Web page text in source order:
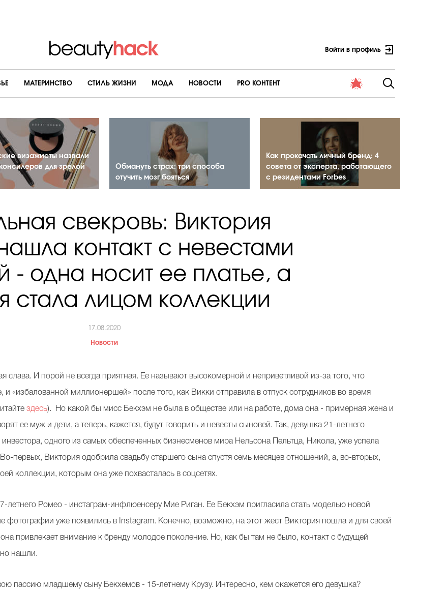
Войти в профиль
МАТЕРИНСТВО CТИЛЬ ЖИЗНИ МОДА НОВОСТИ PRO КОНТЕНТ
визажисты назвали
для зрелой
Обмануть страх: три способа
отучить мозг бояться
Как прокачать личный бренд: 4
совета от эксперта, работающего
с резидентами Forbes
свекровь: Виктория
контакт с невестами
- одна носит ее платье, а
стала лицом коллекции
17.08.2020
Новости
слава. И порой не всегда приятная. Ее называют высокомерной и неприветливой из-за того, что
и «избалованной миллионершей» после того, как Викки отправила в отпуск сотрудников во время
здесь). Но какой бы мисс Бекхэм не была в обществе или на работе, дома она - примерная жена и
ее муж и дети, а теперь, кажется, будут говорить и невесты сыновей. Так, девушка 21-летнего
одного из самых обеспеченных бизнесменов мира Нельсона Пельтца, Никола, уже успела
первых, Виктория одобрила свадьбу старшего сына спустя семь месяцев отношений, а, во-вторых,
коллекции, которым она уже похвасталась в соцсетях.
летнего Ромео - инстаграм-инфлюенсеру Мие Риган. Ее Бекхэм пригласила стать моделью новой
фотографии уже появились в Instagram. Конечно, возможно, на этот жест Виктория пошла и для своей
привлекает внимание к бренду молодое поколение. Но, как бы там не было, контакт с будущей
нашли.
пассию младшему сыну Бекхемов - 15-летнему Крузу. Интересно, кем окажется его девушка?